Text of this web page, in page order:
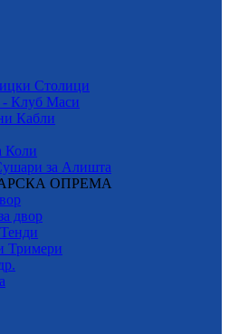
Столици
Клуб Маси
Кабли
Коли
за Алишта
ОПРЕМА
двор
Тримери